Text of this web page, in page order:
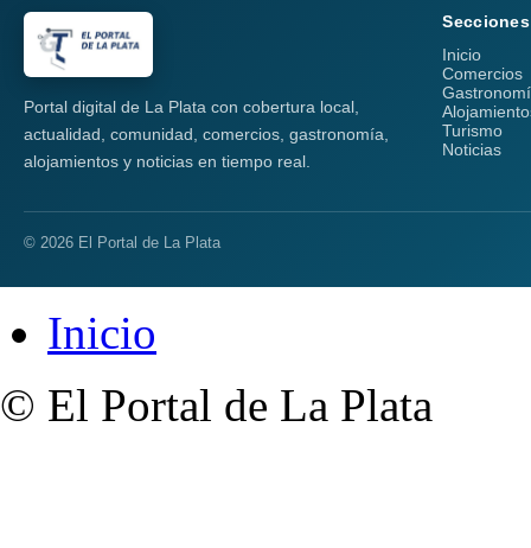
Portal digital de La Plata con cobertura local,
actualidad, comunidad, comercios, gastronomía,
alojamientos y noticias en tiempo real.
Secciones
Inicio
Comercios
Turismo
Noticias
© 2026 El Portal de La Plata
Inicio
© El Portal de La Plata